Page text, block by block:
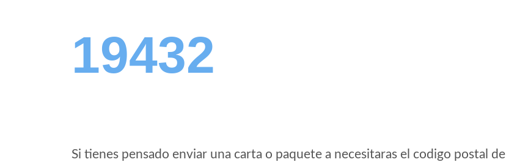
19432
Si tienes pensado enviar una carta o paquete a necesitaras el codigo postal de